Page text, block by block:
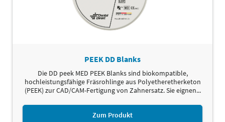
PEEK DD Blanks
Die DD peek MED PEEK Blanks sind biokompatible,
hochleistungsfähige Fräsrohlinge aus Polyetheretherketon
(PEEK) zur CAD/CAM-Fertigung von Zahnersatz. Sie eignen...
Zum Produkt